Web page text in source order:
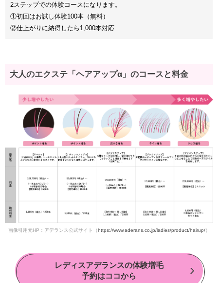
2ステップでの体験コースになります。
①初回はお試し体験100本（無料）
②仕上がりに納得したら1,000本対応
大人のエクステ「ヘアアップα」のコースと料金
画像引用元HP：アデランス公式サイト（https://www.aderans.co.jp/ladies/product/hairup/）
レディスアデランスの体験増毛
予約はココから